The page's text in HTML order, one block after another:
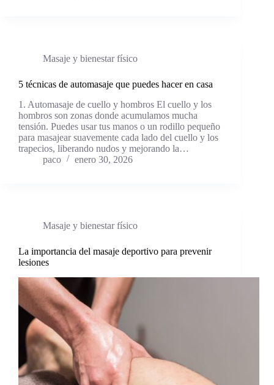
Masaje y bienestar físico
5 técnicas de automasaje que puedes hacer en casa
1. Automasaje de cuello y hombros El cuello y los
hombros son zonas donde acumulamos mucha
tensión. Puedes usar tus manos o un rodillo pequeño
para masajear suavemente cada lado del cuello y los
trapecios, liberando nudos y mejorando la…
paco
enero 30, 2026
Masaje y bienestar físico
La importancia del masaje deportivo para prevenir
lesiones